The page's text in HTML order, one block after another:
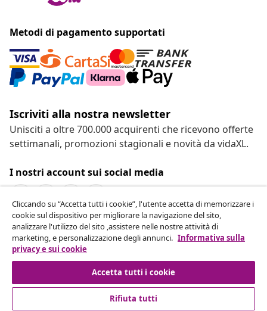
Metodi di pagamento supportati
Iscriviti alla nostra newsletter
Unisciti a oltre 700.000 acquirenti che ricevono offerte
settimanali, promozioni stagionali e novità da vidaXL.
I nostri account sui social media
Recesso dal contratto
Invia una richiesta di recesso per il tuo ordine.
Recesso dal contratto
Cliccando su “Accetta tutti i cookie”, l'utente accetta di memorizzare i
cookie sul dispositivo per migliorare la navigazione del sito,
analizzare l'utilizzo del sito ,assistere nelle nostre attività di
marketing, e personalizzazione degli annunci. Informativa sulla
privacy e sui cookie
Accetta tutti i cookie
Rifiuta tutti